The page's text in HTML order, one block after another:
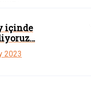
içinde
2023